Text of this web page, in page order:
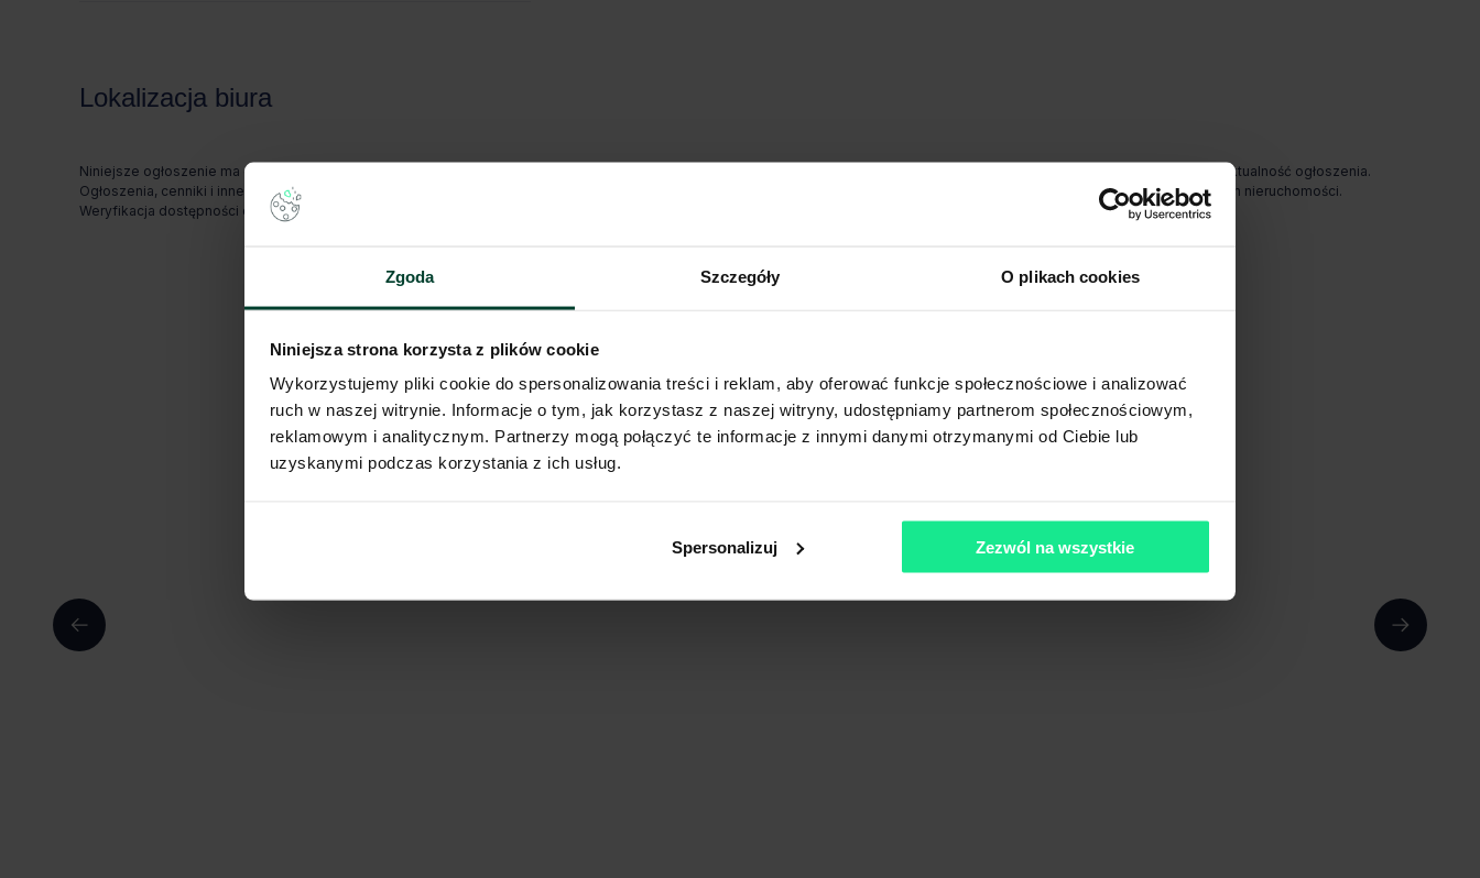
Zgoda Szczegóły O plikach cookies
Niniejsza strona korzysta z plików cookie
Wykorzystujemy pliki cookie do spersonalizowania treści i reklam, aby oferować funkcje społecznościowe i analizować
ruch w naszej witrynie. Informacje o tym, jak korzystasz z naszej witryny, udostępniamy partnerom społecznościowym,
reklamowym i analitycznym. Partnerzy mogą połączyć te informacje z innymi danymi otrzymanymi od Ciebie lub
uzyskanymi podczas korzystania z ich usług.
Spersonalizuj Zezwól na wszystkie
Lokalizacja biura
Niniejsze ogłoszenie ma charakter wyłącznie informacyjny i nie stanowi oferty w myśl art. 66 § 1. Kodeksu Cywilnego. CBRE sp. z o.o. nie odpowiada za ewentualne błędy lub nieaktualność ogłoszenia.
Ogłoszenia, cenniki i inne informacje zawarte na stronie internetowej mogą się różnić od danych rzeczywistych. Publikacja ogłoszenia nie gwarantuje dostępności prezentowanych nieruchomości.
Weryfikacja dostępności odbywa się po wysłaniu formularza kontaktowego.